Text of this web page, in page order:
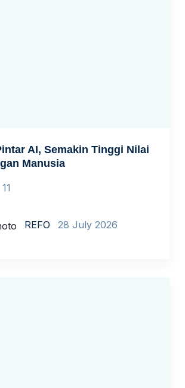
AI, Semakin Tinggi Nilai
Manusia
REFO 28 July 2026